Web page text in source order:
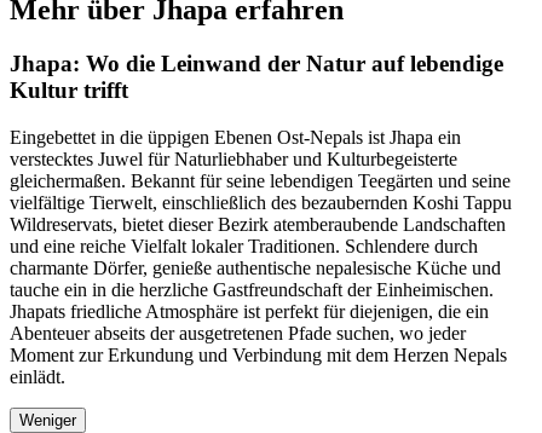
Mehr über Jhapa erfahren
Jhapa: Wo die Leinwand der Natur auf lebendige
Kultur trifft
Eingebettet in die üppigen Ebenen Ost-Nepals ist Jhapa ein
verstecktes Juwel für Naturliebhaber und Kulturbegeisterte
gleichermaßen. Bekannt für seine lebendigen Teegärten und seine
vielfältige Tierwelt, einschließlich des bezaubernden Koshi Tappu
Wildreservats, bietet dieser Bezirk atemberaubende Landschaften
und eine reiche Vielfalt lokaler Traditionen. Schlendere durch
charmante Dörfer, genieße authentische nepalesische Küche und
tauche ein in die herzliche Gastfreundschaft der Einheimischen.
Jhapats friedliche Atmosphäre ist perfekt für diejenigen, die ein
Abenteuer abseits der ausgetretenen Pfade suchen, wo jeder
Moment zur Erkundung und Verbindung mit dem Herzen Nepals
einlädt.
Weniger